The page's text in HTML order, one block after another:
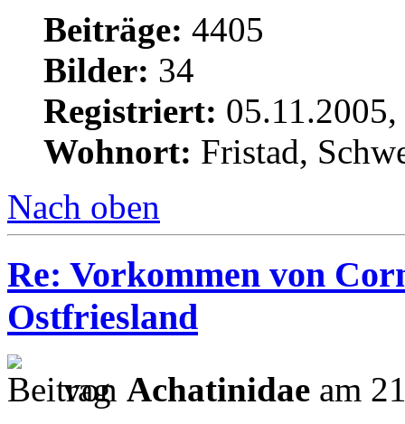
Beiträge: 4405
Bilder: 34
Registriert:
Wohnort: Fristad,
Nach oben
Re: Vorkommen von
Ostfriesland
von Achatinidae am